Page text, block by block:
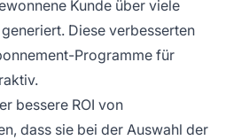
Kunde über viele
Diese verbesserten
Programme für
bessere ROI von
dass sie bei der Auswahl der